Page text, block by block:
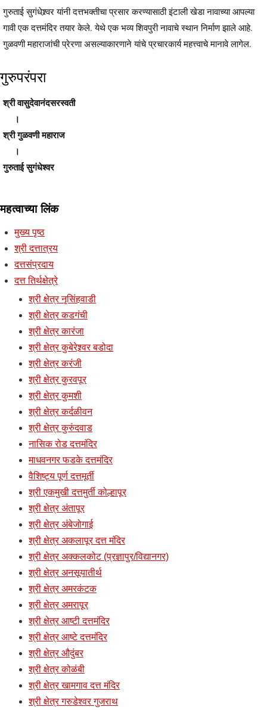
गुरुताई सुगंधेश्र्वर यांनी दत्तभक्तीचा प्रसार करण्यासाठी इंटाली खेडा नावाच्या आपल्या
गावी एक दत्तमंदिर तयार केले. येथे एक भव्य शिवपुरी नावाचे स्थान निर्माण झाले आहे.
गुळवणी महाराजांची प्रेरणा असल्याकारणाने यांचे प्रचारकार्य महत्त्वाचे मानावे लागेल.
गुरुपरंपरा
श्री वासुदेवानंदसरस्वती
।
श्री गुळवणी महाराज
।
गुरुताई सुगंधेश्वर
महत्वाच्या लिंक
मुख्य पृष्ठ
श्री दत्तात्रय
दत्तसंप्रदाय
दत्त तिर्थक्षेत्रे
श्री क्षेत्र नृसिंहवाडी
श्री क्षेत्र कडगंची
श्री क्षेत्र कारंजा
श्री क्षेत्र कुबेरेश्र्वर बडोदा
श्री क्षेत्र करंजी
श्री क्षेत्र कुरवपूर
श्री क्षेत्र कुमशी
श्री क्षेत्र कर्दळीवन
श्री क्षेत्र कुरुंदवाड
नासिक रोड दत्तमंदिर
माधवनगर फडके दत्तमंदिर
वैशिष्ट्य पूर्ण दत्तमूर्ती
श्री एकमुखी दत्तमुर्ती कोल्हापूर
श्री क्षेत्र अंतापूर
श्री क्षेत्र अंबेजोगाई
श्री क्षेत्र अकलापूर दत्त मंदिर
श्री क्षेत्र अक्कलकोट (प्रज्ञापुर/विद्यानगर)
श्री क्षेत्र अनसूयातीर्थ
श्री क्षेत्र अमरकंटक
श्री क्षेत्र अमरापूर
श्री क्षेत्र आष्टी दत्तमंदिर
श्री क्षेत्र आष्टे दत्तमंदिर
श्री क्षेत्र औदुंबर
श्री क्षेत्र कोळंबी
श्री क्षेत्र खामगाव दत्त मंदिर
श्री क्षेत्र गरुडेश्वर गुजराथ